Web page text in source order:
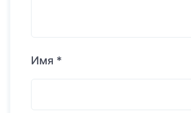
Имя *